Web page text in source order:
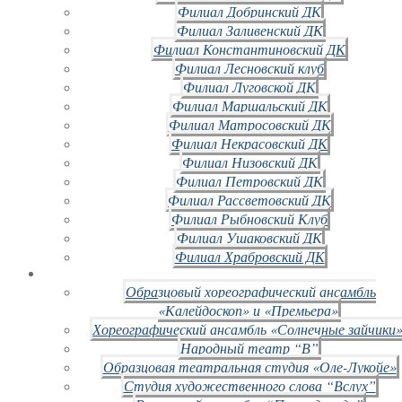
Филиал Добринский ДК
Филиал Заливенский ДК
Филиал Константиновский ДК
Филиал Лесновский клуб
Филиал Луговской ДК
Филиал Маршальский ДК
Филиал Матросовский ДК
Филиал Некрасовский ДК
Филиал Низовский ДК
Филиал Петровский ДК
Филиал Рассветовский ДК
Филиал Рыбновский Клуб
Филиал Ушаковский ДК
Филиал Храбровский ДК
Образцовый хореографический ансамбль
«Калейдоскоп» и «Премьера»
Хореографический ансамбль «Солнечные
Народный театр “В”
Образцовая театральная студия «Оле-Лукойе»
Студия художественного слова “Вслух”